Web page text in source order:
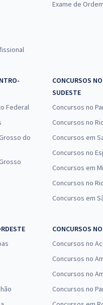
Exame de Ordem
Federal
do
CONCURSOS
SUDESTE
Concursos no
Concursos no
Concursos em
Concursos no
Concursos em
Concursos no
Concursos em
CONCURSOS
Concursos no
Concursos no
Concursos no
Concursos no